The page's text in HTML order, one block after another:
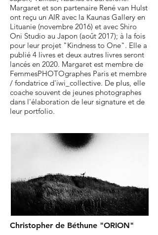
Margaret et son partenaire René van Hulst
ont reçu un AIR avec la Kaunas Gallery en
Lituanie (novembre 2016) et avec Shiro
Oni Studio au Japon (août 2017); à la fois
pour leur projet "Kindness to One". Elle a
publié 4 livres et deux autres livres seront
lancés en 2020. Margaret est membre de
FemmesPHOTOgraphes Paris et membre
/ fondatrice d'iwi_collective. De plus, elle
coache souvent de jeunes photographes
dans l'élaboration de leur signature et de
leur portfolio.
Christopher de Béthune "ORION"